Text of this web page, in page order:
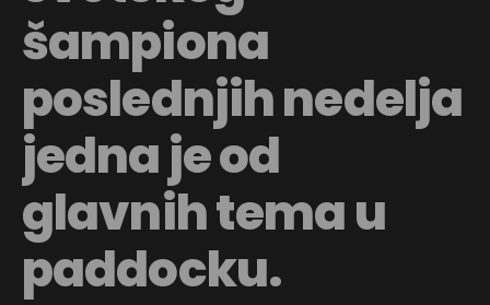
šampiona
poslednjih nedelja
jedna je od
glavnih tema u
paddocku.